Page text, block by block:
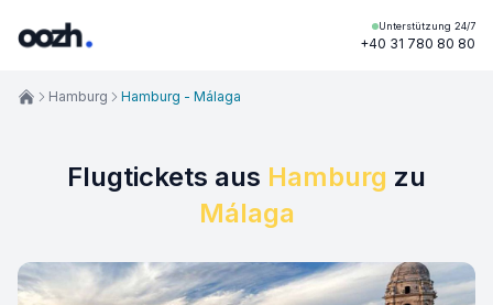
Unterstützung 24/7
+40 31 780 80 80
Flugtickets aus Hamburg zu
Málaga
Hamburg Hamburg - Málaga